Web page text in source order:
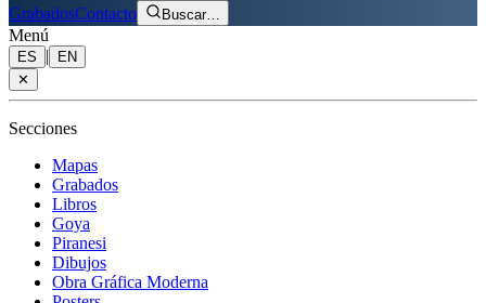
GrabadosContacto Buscar…
Menú
ES |
EN
✕
Secciones
Mapas
Grabados
Libros
Goya
Piranesi
Dibujos
Obra Gráfica Moderna